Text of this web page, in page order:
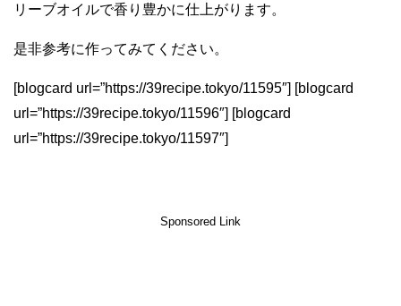
リーブオイルで香り豊かに仕上がります。
是非参考に作ってみてください。
[blogcard url=”https://39recipe.tokyo/11595″] [blogcard
url=”https://39recipe.tokyo/11596″] [blogcard
url=”https://39recipe.tokyo/11597″]
Sponsored Link